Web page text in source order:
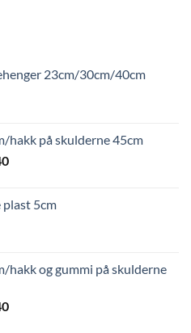
23cm/30cm/40cm
8,40
hakk på skulderne 45cm
Prisområde:
kr 19,40
plast 5cm
hakk og gummi på skulderne
Prisområde: